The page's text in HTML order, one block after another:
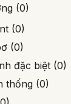
(0)
(0)
(0)
đặc biệt (0)
thống (0)